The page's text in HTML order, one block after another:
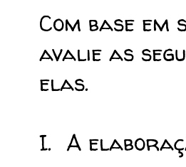
Com base
avalie as
elas.
I. A